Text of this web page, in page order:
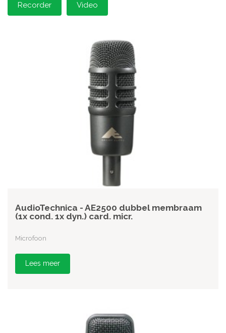
Recorder Video
AudioTechnica - AE2500 dubbel membraam
(1x cond. 1x dyn.) card. micr.
Microfoon
Lees meer